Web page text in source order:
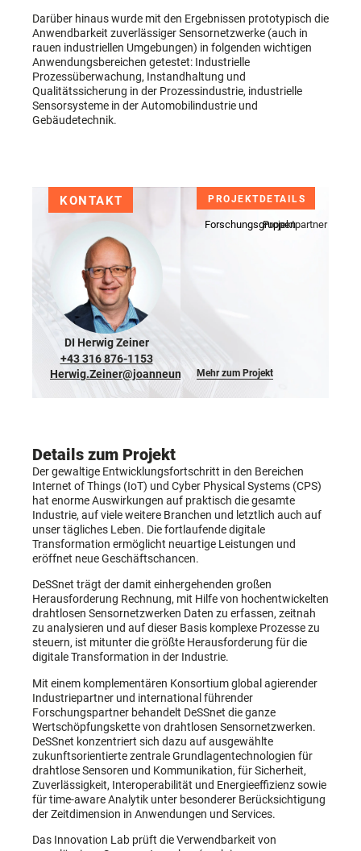
Darüber hinaus wurde mit den Ergebnissen prototypisch die
Anwendbarkeit zuverlässiger Sensornetzwerke (auch in
rauen industriellen Umgebungen) in folgenden wichtigen
Anwendungsbereichen getestet: Industrielle
Prozessüberwachung, Instandhaltung und
Qualitätssicherung in der Prozessindustrie, industrielle
Sensorsysteme in der Automobilindustrie und
Gebäudetechnik.
KONTAKT
DI Herwig Zeiner
+43 316 876-1153
Herwig.Zeiner@joanneum.at
PROJEKTDETAILS
ForschungsgruppenProjektpartner
Mehr zum Projekt
Details zum Projekt
Der gewaltige Entwicklungsfortschritt in den Bereichen
Internet of Things (IoT) und Cyber Physical Systems (CPS)
hat enorme Auswirkungen auf praktisch die gesamte
Industrie, auf viele weitere Branchen und letztlich auch auf
unser tägliches Leben. Die fortlaufende digitale
Transformation ermöglicht neuartige Leistungen und
eröffnet neue Geschäftschancen.
DeSSnet trägt der damit einhergehenden großen
Herausforderung Rechnung, mit Hilfe von hochentwickelten
drahtlosen Sensornetzwerken Daten zu erfassen, zeitnah
zu analysieren und auf dieser Basis komplexe Prozesse zu
steuern, ist mitunter die größte Herausforderung für die
digitale Transformation in der Industrie.
Mit einem komplementären Konsortium global agierender
Industriepartner und international führender
Forschungspartner behandelt DeSSnet die ganze
Wertschöpfungskette von drahtlosen Sensornetzwerken.
DeSSnet konzentriert sich dazu auf ausgewählte
zukunftsorientierte zentrale Grundlagentechnologien für
drahtlose Sensoren und Kommunikation, für Sicherheit,
Zuverlässigkeit, Interoperabilität und Energieeffizienz sowie
für time-aware Analytik unter besonderer Berücksichtigung
der Zeitdimension in Anwendungen und Services.
Das Innovation Lab prüft die Verwendbarkeit von